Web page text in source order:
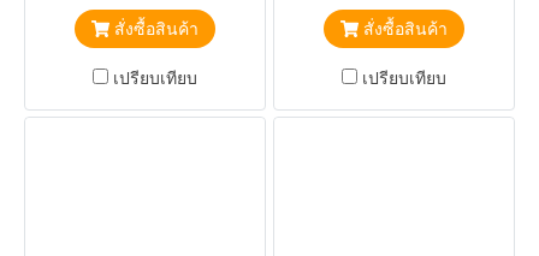
สั่งซื้อสินค้า
เปรียบเทียบ
สั่งซื้อสินค้า
เปรียบเทียบ